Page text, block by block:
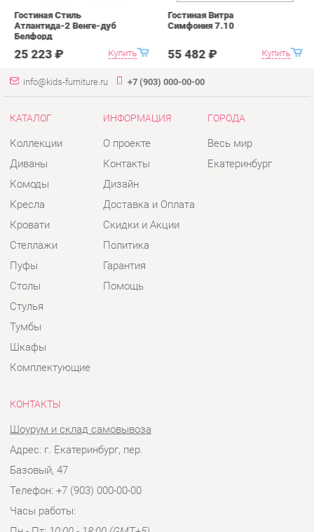
КАТАЛОГ
Комоды
Кровати
Стеллажи
Пуфы
Столы
Стулья
Тумбы
Шкафы
Комплектующие
ИНФОРМАЦИЯ
О проекте
Дизайн
Скидки и Акции
Политика
Гарантия
Помощь
ГОРОДА
Шоурум и склад самовывоза
Часы работы:
Отправить сообщение